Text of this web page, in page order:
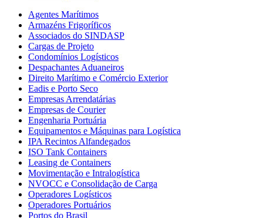
Agentes Marítimos
Armazéns Frigoríficos
Associados do SINDASP
Cargas de Projeto
Condomínios Logísticos
Despachantes Aduaneiros
Direito Marítimo e Comércio Exterior
Eadis e Porto Seco
Empresas Arrendatárias
Empresas de Courier
Engenharia Portuária
Equipamentos e Máquinas para Logística
IPA Recintos Alfandegados
ISO Tank Containers
Leasing de Containers
Movimentação e Intralogística
NVOCC e Consolidação de Carga
Operadores Logísticos
Operadores Portuários
Portos do Brasil